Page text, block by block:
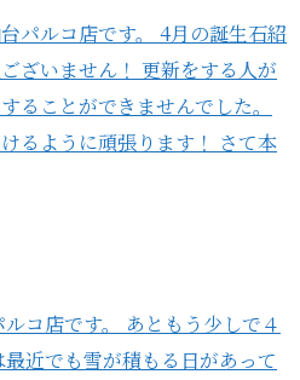
パルコ店です。 4月の誕生石紹
ざいません！ 更新をする人が
ることができませんでした。
るように頑張ります！ さて本
コ店です。 あともう少しで４
近でも雪が積もる日があって